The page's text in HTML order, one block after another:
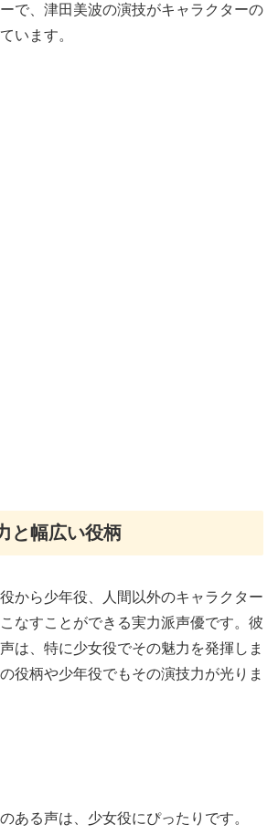
で、津田美波の演技がキャラクターの
います。
と幅広い役柄
から少年役、人間以外のキャラクター
なすことができる実力派声優です。彼
は、特に少女役でその魅力を発揮しま
役柄や少年役でもその演技力が光りま
ある声は、少女役にぴったりです。